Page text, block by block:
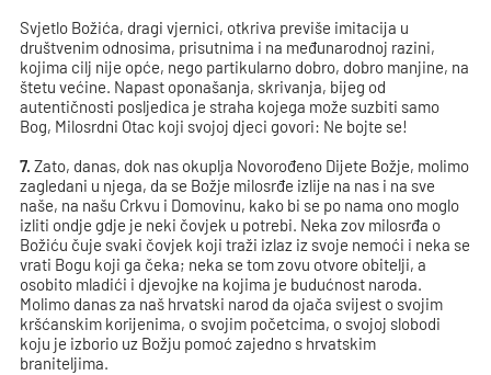
Svjetlo Božića, dragi vjernici, otkriva previše imitacija u
društvenim odnosima, prisutnima i na međunarodnoj razini,
kojima cilj nije opće, nego partikularno dobro, dobro manjine, na
štetu većine. Napast oponašanja, skrivanja, bijeg od
autentičnosti posljedica je straha kojega može suzbiti samo
Bog, Milosrdni Otac koji svojoj djeci govori: Ne bojte se!
7.Zato, danas, dok nas okuplja Novorođeno Dijete Božje, molimo
zagledani u njega, da se Božje milosrđe izlije na nas i na sve
naše, na našu Crkvu i Domovinu, kako bi se po nama ono moglo
izliti ondje gdje je neki čovjek u potrebi. Neka zov milosrđa o
Božiću čuje svaki čovjek koji traži izlaz iz svoje nemoći i neka se
vrati Bogu koji ga čeka; neka se tom zovu otvore obitelji, a
osobito mladići i djevojke na kojima je budućnost naroda.
Molimo danas za naš hrvatski narod da ojača svijest o svojim
kršćanskim korijenima, o svojim početcima, o svojoj slobodi
koju je izborio uz Božju pomoć zajedno s hrvatskim
braniteljima.